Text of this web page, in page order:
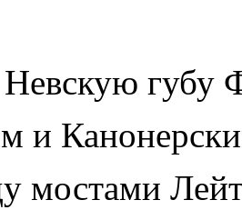
губу
и
мостами